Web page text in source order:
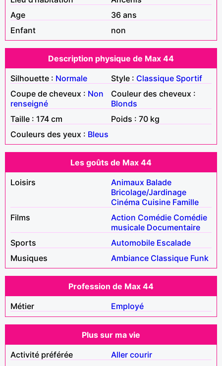
Age
36 ans
Enfant
non
Description physique de Max 44
Silhouette : Normale Style : Classique Sportif
Coupe de cheveux : Non
renseigné
Couleur des cheveux :
Blonds
Taille : 174 cm
Poids : 70 kg
Couleurs des yeux : Bleus
Les goûts de Max 44
Loisirs
Animaux Balade
Bricolage/Jardinage
Cinéma Cuisine Famille
Films
Action Comédie Comédie
musicale Documentaire
Sports
Automobile Escalade
Musiques
Ambiance Classique Funk
Profession de Max 44
Métier
Employé
Plus sur ma vie
Activité préférée
Aller courir